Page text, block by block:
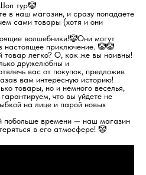
тур🤡
в наш магазин, и сразу попадаете
сами товары (хотя и они
волшебники!🤡Они могут
настоящее приключение. 🤡🤡
товар легко? О, как же вы наивны!
дружелюбны и
вас от покупок, предложив
вам интересную историю!
товары, но и немного веселья,
что вы уйдете не
на лице и парой новых
побольше времени — наш магазин
в его атмосфере! 🤡